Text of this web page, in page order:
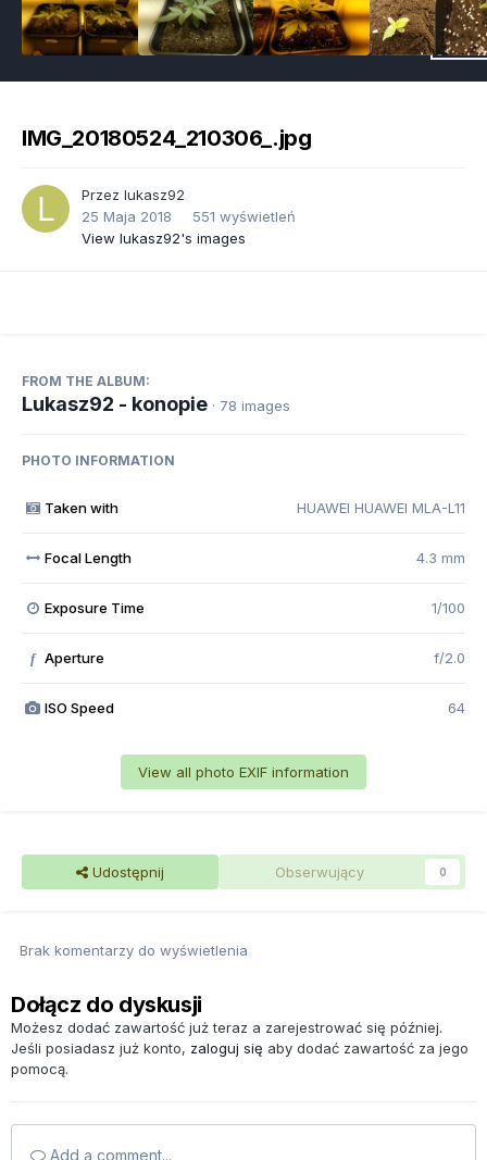
IMG_20180524_210306_.jpg
Przez lukasz92
25 Maja 2018
551 wyświetleń
View lukasz92's images
FROM THE ALBUM:
Lukasz92 - konopie · 78 images
PHOTO INFORMATION
Taken with HUAWEI HUAWEI MLA-L11
Focal Length 4.3 mm
Exposure Time 1/100
f Aperture f/2.0
ISO Speed 64
View all photo EXIF information
Udostępnij Obserwujący 0
Brak komentarzy do wyświetlenia
Dołącz do dyskusji
Możesz dodać zawartość już teraz a zarejestrować się później.
Jeśli posiadasz już konto, zaloguj się aby dodać zawartość za jego
pomocą.
Add a comment...